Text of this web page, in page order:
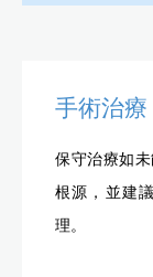
手術治療
保守治療如
根源，並建
理。